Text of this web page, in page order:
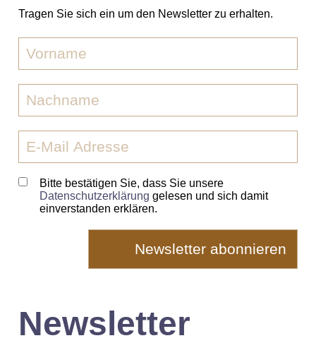
Tragen Sie sich ein um den Newsletter zu erhalten.
Bitte bestätigen Sie, dass Sie unsere
Datenschutzerklärung gelesen und sich damit
einverstanden erklären.
Newsletter